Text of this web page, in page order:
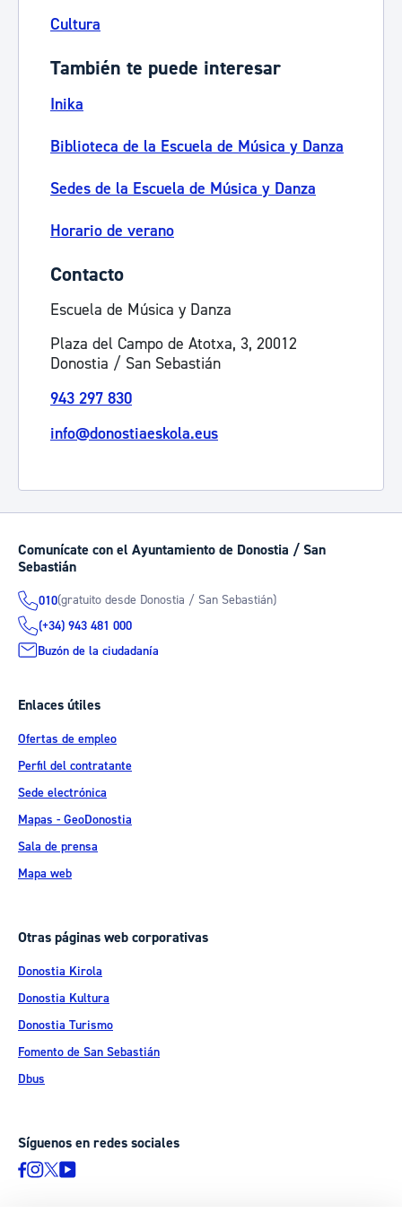
Cultura
También te puede interesar
Inika
Biblioteca de la Escuela de Música y Danza
Sedes de la Escuela de Música y Danza
Horario de verano
Contacto
Escuela de Música y Danza
Plaza del Campo de Atotxa, 3, 20012
Donostia / San Sebastián
943 297 830
info@donostiaeskola.eus
Comunícate con el Ayuntamiento de Donostia / San
Sebastián
010(gratuito desde Donostia / San Sebastián)
(+34) 943 481 000
Buzón de la ciudadanía
Enlaces útiles
Ofertas de empleo
Perfil del contratante
Sede electrónica
Mapas - GeoDonostia
Sala de prensa
Mapa web
Otras páginas web corporativas
Donostia Kirola
Donostia Kultura
Donostia Turismo
Fomento de San Sebastián
Dbus
Síguenos en redes sociales